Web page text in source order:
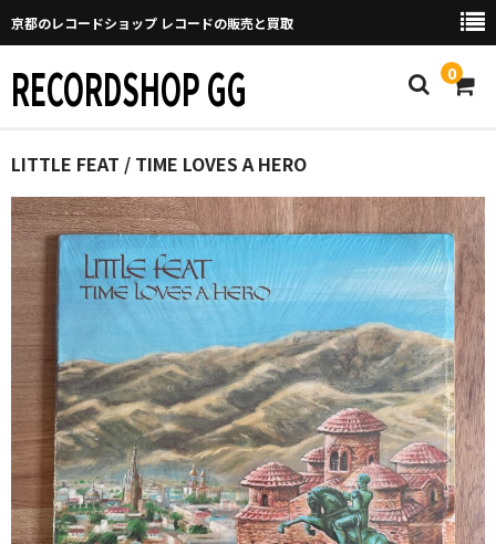
京都のレコードショップ レコードの販売と買取
RECORDSHOP GG 0
Home
マイページ
GGについて
買取について
取り置きなどについて
Categories
New Arrivals
新譜
GG RECORD （当店のレーベル）
LITTLE FEAT / TIME LOVES A HERO